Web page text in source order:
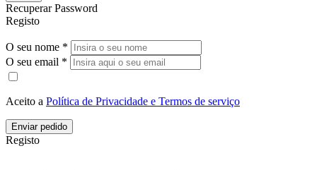
Recuperar Password
Registo
O seu nome *
O seu email *
Aceito a Política de Privacidade e Termos de serviço
Enviar pedido
Registo